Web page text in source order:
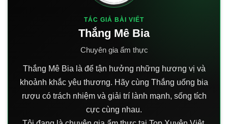
TÁC GIẢ BÀI VIẾT
Thắng Mê Bia
Chuyên gia ẩm thực
Thắng Mê Bia là để tận hưởng những hương vị và
khoảnh khắc yêu thương. Hãy cùng Thắng uống bia
rượu có trách nhiệm và giải trí lành mạnh, sống tích
cực cùng nhau.